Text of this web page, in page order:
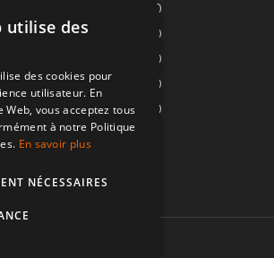
- 12:30 & 14:00 - 18:00
- 12:30 & 14:00 - 18:00
- 12:30 & 14:00 - 18:00
- 12:30 & 14:00 - 18:00
- 12:30 & 14:00 - 18:00
- 13:00
utilise des
des cookies pour
utilisateur. En
vous acceptez tous
à notre Politique
En savoir plus
NÉCESSAIRES